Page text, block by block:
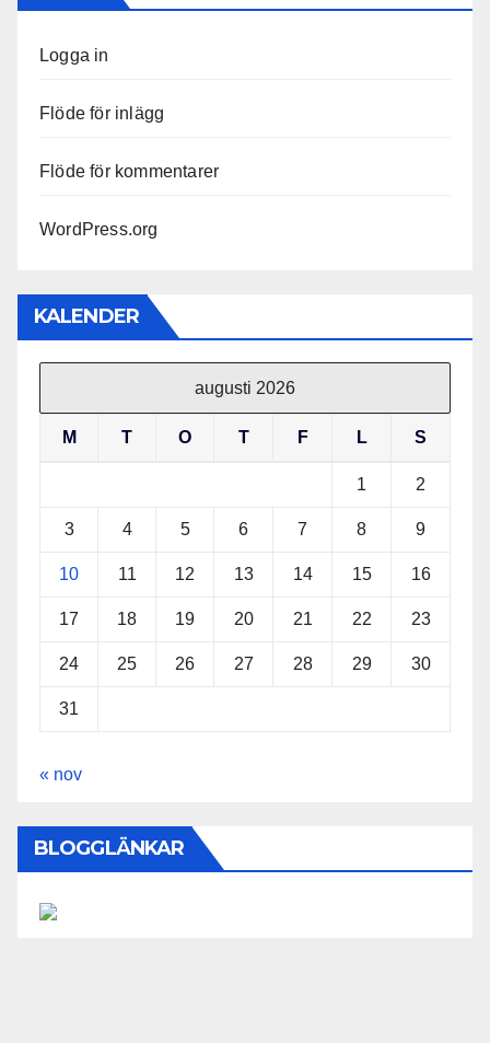
Logga in
Flöde för inlägg
Flöde för kommentarer
WordPress.org
KALENDER
augusti 2026
M T O T F L S
1 2
3 4 5 6 7 8 9
10 11 12 13 14 15 16
17 18 19 20 21 22 23
24 25 26 27 28 29 30
31
« nov
BLOGGLÄNKAR